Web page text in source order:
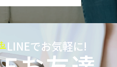
LINEでお気軽に!